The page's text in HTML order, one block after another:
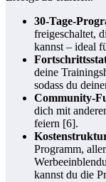
30-Tage-
freigeschaltet,
kannst – ideal
deine
sodass du
Community-
dich mit
feiern [6].
Programm,
kannst du die